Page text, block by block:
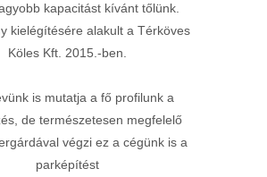
kapacitást kívánt tőlünk.
kielégítésére alakult a Térköves
Köles Kft. 2015.-ben.
is mutatja a fő profilunk a
de természetesen megfelelő
végzi ez a cégünk is a
parképítést